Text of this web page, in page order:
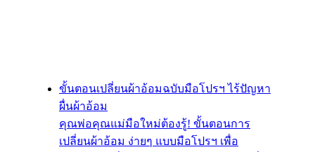
ขั้นตอนเปลี่ยนผ้าอ้อมฉบับมือโปรฯ ไร้ปัญหา
ผื่นผ้าอ้อม
คุณพ่อคุณแม่มือใหม่ต้องรู้! ขั้นตอนการ
เปลี่ยนผ้าอ้อม ง่ายๆ แบบมือโปรฯ เพื่อ